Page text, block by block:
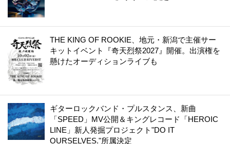
THE KING OF ROOKIE、地元・新潟で主催サー
キットイベント『奇天烈祭2027』開催。出演権を
懸けたオーディションライブも
ギターロックバンド・プルスタンス、新曲
「SPEED」MV公開＆キングレコード「HEROIC
LINE」新人発掘プロジェクト"DO IT
OURSELVES."所属決定